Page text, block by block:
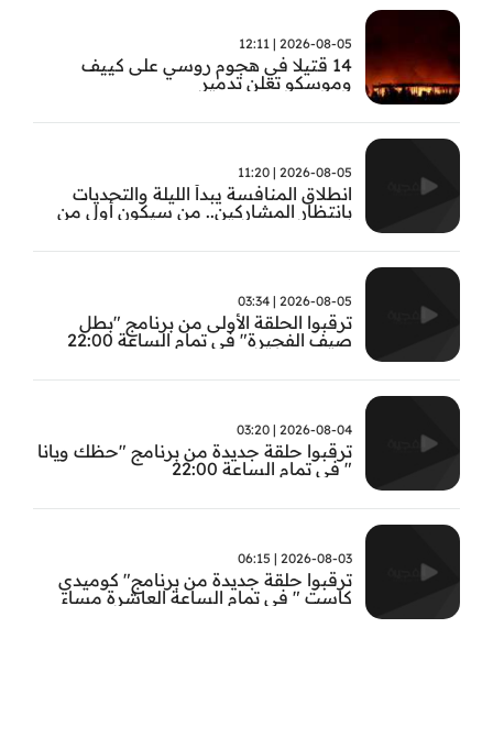
2026-08-05 | 12:11
14 قتيلا في هجوم روسي على كييف
وموسكو تعلن تدمير
2026-08-05 | 11:20
انطلاق المنافسة يبدأ الليلة والتحديات
بانتظار المشاركين.. من سيكون أول من
تابعوا الحلقة الأولى الساعة 22:00 على قناة
2026-08-05 | 03:34
ترقبوا الحلقة الأولى من برنامج "بطل
صيف الفجيرة" في تمام الساعة 22:00
2026-08-04 | 03:20
ترقبوا حلقة جديدة من برنامج "حظك ويانا
" في تمام الساعة 22:00
2026-08-03 | 06:15
ترقبوا حلقة جديدة من برنامج" كوميدي
كاست " في تمام الساعة العاشرة مساء